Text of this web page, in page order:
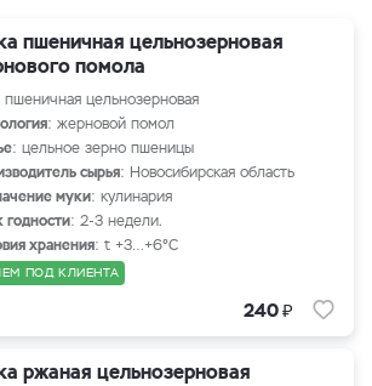
пшеничная цельнозерновая
помола
пшеничная цельнозерновая
: жерновой помол
: цельное зерно пшеницы
сырья: Новосибирская область
муки: кулинария
годности: 2-3 недели.
хранения: t +3…+6°С
ПОД КЛИЕНТА
240₽
ржаная цельнозерновая